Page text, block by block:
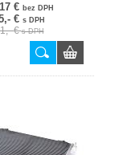
€ bez DPH
€ s DPH
€s DPH